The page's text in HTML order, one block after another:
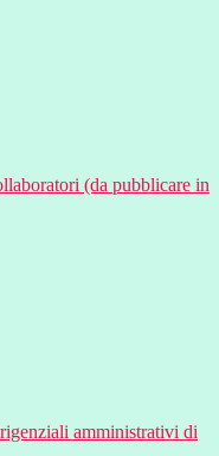
(da pubblicare in
amministrativi di